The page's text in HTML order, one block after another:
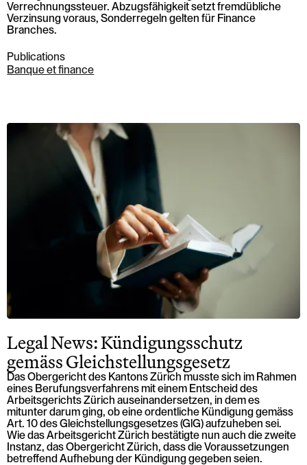
Verrechnungssteuer. Abzugsfähigkeit setzt fremdübliche
Verzinsung voraus, Sonderregeln gelten für Finance
Branches.
Publications
Banque et finance
Legal News: Kündigungsschutz
gemäss Gleichstellungsgesetz
Das Obergericht des Kantons Zürich musste sich im Rahmen
eines Berufungsverfahrens mit einem Entscheid des
Arbeitsgerichts Zürich auseinandersetzen, in dem es
mitunter darum ging, ob eine ordentliche Kündigung gemäss
Art. 10 des Gleichstellungsgesetzes (GlG) aufzuheben sei.
Wie das Arbeitsgericht Zürich bestätigte nun auch die zweite
Instanz, das Obergericht Zürich, dass die Voraussetzungen
betreffend Aufhebung der Kündigung gegeben seien.